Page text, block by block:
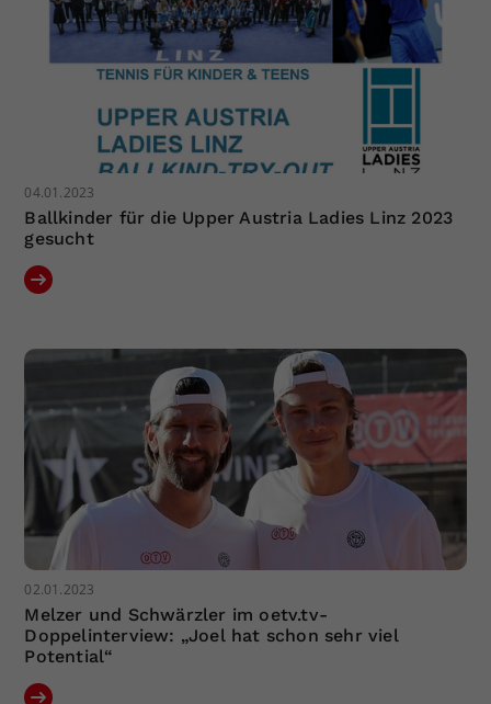
04.01.2023
Ballkinder für die Upper Austria Ladies Linz 2023
gesucht
02.01.2023
Melzer und Schwärzler im oetv.tv-
Doppelinterview: „Joel hat schon sehr viel
Potential“